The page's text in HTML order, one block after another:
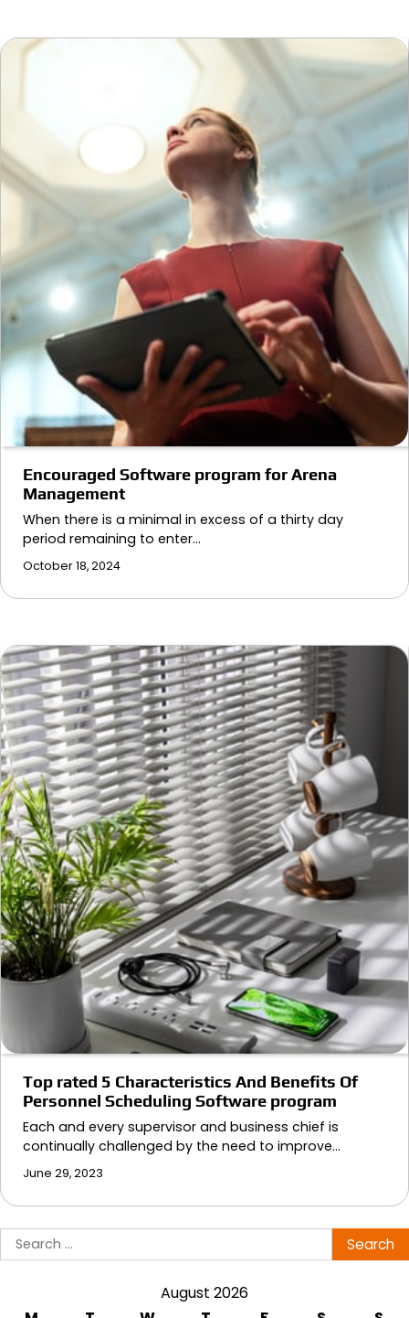
Encouraged Software program for Arena
Management
When there is a minimal in excess of a thirty day
period remaining to enter…
October 18, 2024
Top rated 5 Characteristics And Benefits Of
Personnel Scheduling Software program
Each and every supervisor and business chief is
continually challenged by the need to improve…
June 29, 2023
Search
for:
August 2026